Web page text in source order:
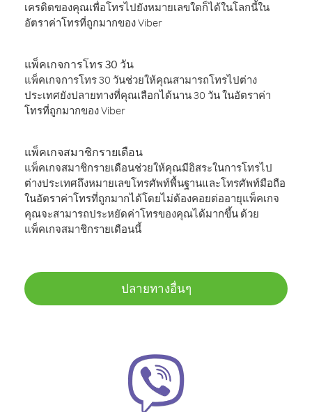
เครดิตของคุณเพื่อโทรไปยังหมายเลขใดก็ได้ในโลกนี้ใน
อัตราค่าโทรที่ถูกมากของ Viber
แพ็คเกจการโทร 30 วัน
แพ็คเกจการโทร 30 วันช่วยให้คุณสามารถโทรไปต่าง
ประเทศยังปลายทางที่คุณเลือกได้นาน 30 วัน ในอัตราค่า
โทรที่ถูกมากของ Viber
แพ็คเกจสมาชิกรายเดือน
แพ็คเกจสมาชิกรายเดือนช่วยให้คุณมีอิสระในการโทรไป
ต่างประเทศถึงหมายเลขโทรศัพท์พื้นฐานและโทรศัพท์มือถือ
ในอัตราค่าโทรที่ถูกมากได้โดยไม่ต้องคอยต่ออายุแพ็คเกจ
คุณจะสามารถประหยัดค่าโทรของคุณได้มากขึ้น ด้วย
แพ็คเกจสมาชิกรายเดือนนี้
ปลายทางอื่นๆ